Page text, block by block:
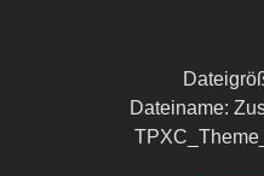
Dateiname: